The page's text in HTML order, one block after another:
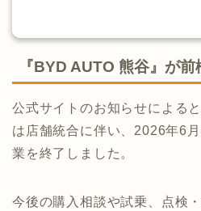
『BYD AUTO 熊谷』が
公式サイトのお知らせによる
は店舗統合に伴い、2026年6
業を終了しました。
今後の購入相談や試乗、点検